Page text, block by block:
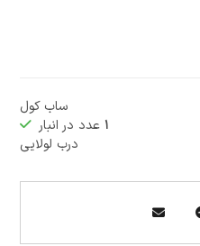
ساب کول
۱ عدد در انبار
درب لولایی